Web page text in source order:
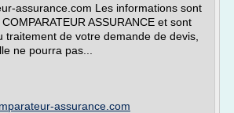
assurance.com Les informations sont
ASSURANCE et sont
traitement de votre demande de devis,
ne pourra pas...
assurance.com